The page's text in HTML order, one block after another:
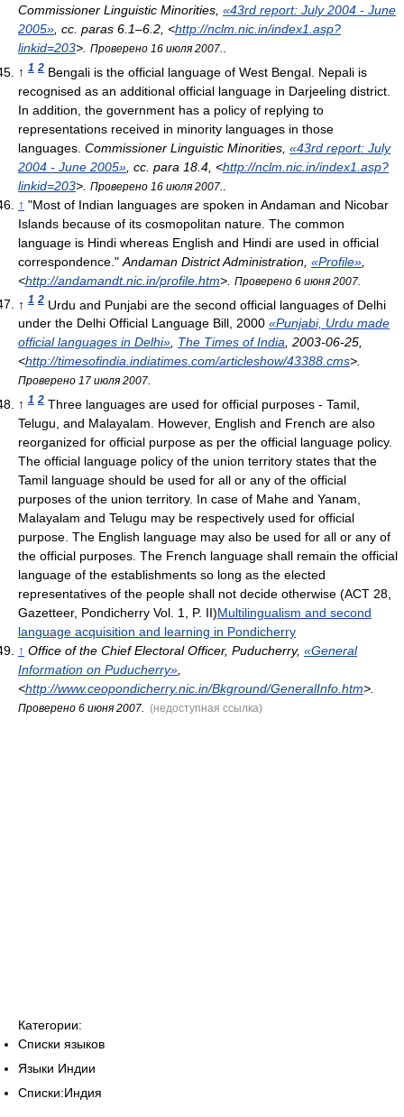
Commissioner Linguistic Minorities, «43rd report: July 2004 - June
2005» , сс. paras 6.1–6.2 , <http://nclm.nic.in/index1.asp?
linkid=203> Проверено 16 июля 2007.
↑ 1 2 Bengali is the official language of West Bengal. Nepali is
recognised as an additional official language in Darjeeling district.
In addition, the government has a policy of replying to
representations received in minority languages in those
languages. Commissioner Linguistic Minorities, «43rd report: July
2004 - June 2005» , сс. para 18.4 , <http://nclm.nic.in/index1.asp?
linkid=203> Проверено 16 июля 2007.
↑ "Most of Indian languages are spoken in Andaman and Nicobar
Islands because of its cosmopolitan nature. The common
language is Hindi whereas English and Hindi are used in official
correspondence." Andaman District Administration, «Profile»
<http://andamandt.nic.in/profile.htm> Проверено 6 июня 2007.
↑ 1 2 Urdu and Punjabi are the second official languages of Delhi
under the Delhi Official Language Bill, 2000 «Punjabi, Urdu made
official languages in Delhi» The Times of India , 2003-06-25
<http://timesofindia.indiatimes.com/articleshow/43388.cms>
Проверено 17 июля 2007.
↑ 1 2 Three languages are used for official purposes - Tamil,
Telugu, and Malayalam. However, English and French are also
reorganized for official purpose as per the official language policy.
The official language policy of the union territory states that the
Tamil language should be used for all or any of the official
purposes of the union territory. In case of Mahe and Yanam,
Malayalam and Telugu may be respectively used for official
purpose. The English language may also be used for all or any of
the official purposes. The French language shall remain the official
language of the establishments so long as the elected
representatives of the people shall not decide otherwise (ACT 28,
Gazetteer, Pondicherry Vol. 1, P. II)Multilingualism and second
language acquisition and learning in Pondicherry
↑ Office of the Chief Electoral Officer, Puducherry, «General
Information on Puducherry»
<http://www.ceopondicherry.nic.in/Bkground/GeneralInfo.htm>
Проверено 6 июня 2007. (недоступная ссылка)
Категории:
Списки языков
Языки Индии
Списки:Индия